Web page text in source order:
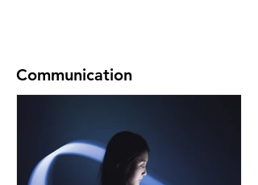
Communication